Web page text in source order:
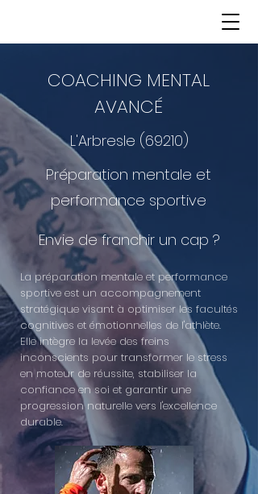
COACHING MENTAL
AVANCÉ
L'Arbresle (69210)
Préparation mentale et
performance sportive
Envie de franchir un cap ?
La préparation mentale et performance
sportive est un accompagnement
stratégique visant à optimiser les facultés
cognitives et émotionnelles de l'athlète.
Elle intègre la levée des freins
inconscients pour transformer le stress
en moteur de réussite, stabiliser la
confiance en soi et garantir une
progression naturelle vers l'excellence
durable.